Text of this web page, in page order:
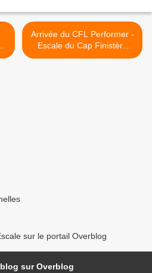
Arrivée du CFL Performer -
Escale du Cap Finistère
demain >
sur le portail Overblog
sur Overblog